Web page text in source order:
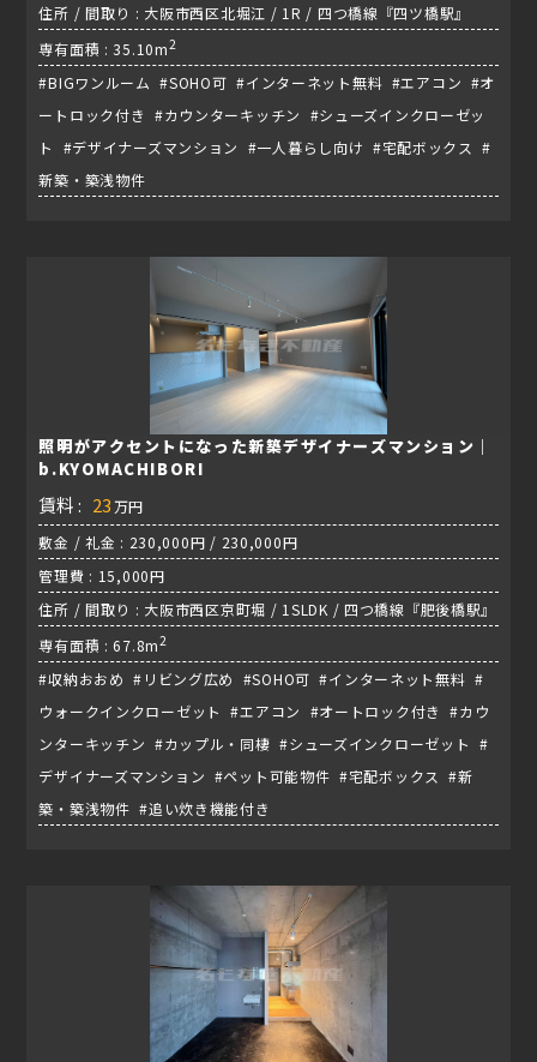
住所 / 間取り : 大阪市西区北堀江 / 1R / 四つ橋線『四ツ橋駅』
専有面積 : 35.10m2
#BIGワンルーム #SOHO可 #インターネット無料 #エアコン #オ
ートロック付き #カウンターキッチン #シューズインクローゼッ
ト #デザイナーズマンション #一人暮らし向け #宅配ボックス #
新築・築浅物件
照明がアクセントになった新築デザイナーズマンション｜
b.KYOMACHIBORI
賃料 : 23 万円
敷金 / 礼金 : 230,000円 / 230,000円
管理費 : 15,000円
住所 / 間取り : 大阪市西区京町堀 / 1SLDK / 四つ橋線『肥後橋駅』
専有面積 : 67.8m2
#収納おおめ #リビング広め #SOHO可 #インターネット無料 #
ウォークインクローゼット #エアコン #オートロック付き #カウ
ンターキッチン #カップル・同棲 #シューズインクローゼット #
デザイナーズマンション #ペット可能物件 #宅配ボックス #新
築・築浅物件 #追い炊き機能付き